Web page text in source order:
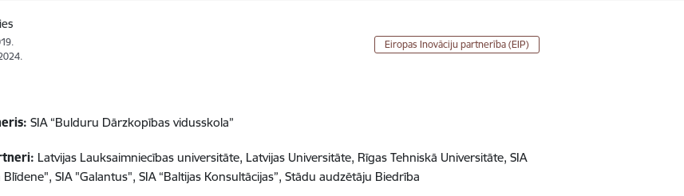
Eiropas Inovāciju partnerība (EIP)
SIA “Bulduru Dārzkopības vidusskola”
Latvijas Lauksaimniecības universitāte, Latvijas Universitāte, Rīgas Tehniskā Universitāte, SIA
SIA "Galantus", SIA “Baltijas Konsultācijas”, Stādu audzētāju Biedrība